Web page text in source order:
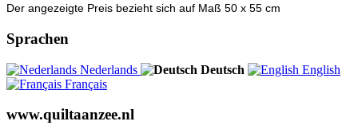
Der angezeigte Preis bezieht sich auf Maß 50 x 55 cm
Sprachen
Nederlands Deutsch
English
Français
www.quiltaanzee.nl